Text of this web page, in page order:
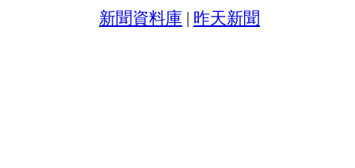
新聞資料庫 昨天新聞